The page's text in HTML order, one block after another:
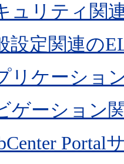
ュリティ関
設定関連の
リケーショ
ゲーション
Portal